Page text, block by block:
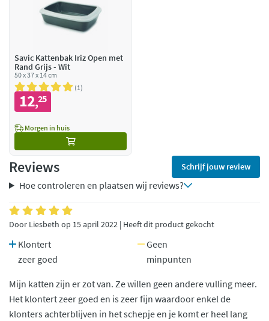
Savic Kattenbak Iriz Open met
Rand Grijs - Wit
50 x 37 x 14 cm
1
12,25
Morgen in huis
Reviews Schrijf jouw review
Hoe controleren en plaatsen wij reviews?
Door Liesbeth op 15 april 2022 | Heeft dit product gekocht
Klontert
zeer goed
Geen
minpunten
Mijn katten zijn er zot van. Ze willen geen andere vulling meer.
Het klontert zeer goed en is zeer fijn waardoor enkel de
klonters achterblijven in het schepje en je komt er heel lang